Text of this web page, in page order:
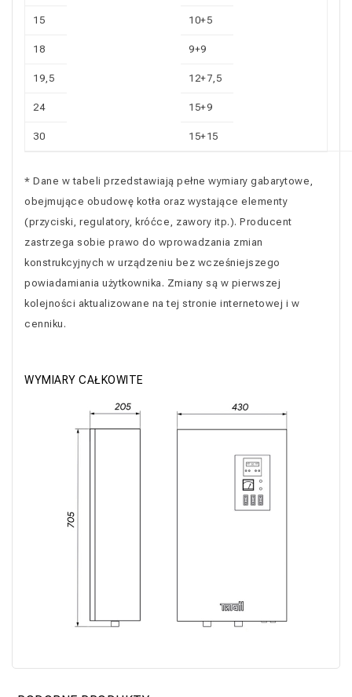
15 10+5
18 9+9
19,5 12+7,5
24 15+9
30 15+15
* Dane w tabeli przedstawiają pełne wymiary gabarytowe,
obejmujące obudowę kotła oraz wystające elementy
(przyciski, regulatory, króćce, zawory itp.). Producent
zastrzega sobie prawo do wprowadzania zmian
konstrukcyjnych w urządzeniu bez wcześniejszego
powiadamiania użytkownika. Zmiany są w pierwszej
kolejności aktualizowane na tej stronie internetowej i w
cenniku.
WYMIARY CAŁKOWITE